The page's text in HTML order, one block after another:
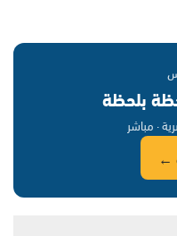
بلحظة
· مباشر
←